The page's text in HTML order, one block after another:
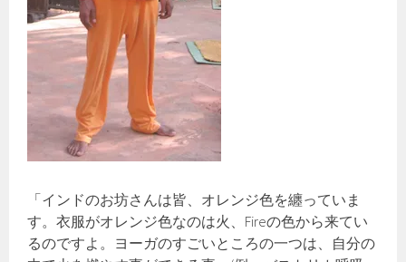
「インドのお坊さんは皆、オレンジ色を纏っていま
す。衣服がオレンジ色なのは火、Fireの色から来てい
るのですよ。ヨーガのすごいところの一つは、自分の